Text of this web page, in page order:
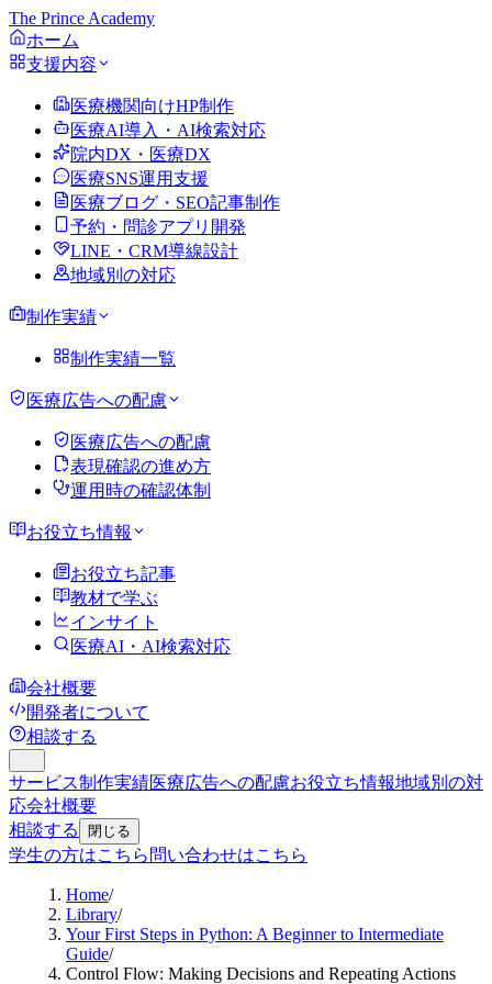
The Prince Academy
ホーム
支援内容
医療機関向けHP制作
医療AI導入・AI検索対応
院内DX・医療DX
医療SNS運用支援
医療ブログ・SEO記事制作
予約・問診アプリ開発
LINE・CRM導線設計
地域別の対応
制作実績
制作実績一覧
医療広告への配慮
医療広告への配慮
表現確認の進め方
運用時の確認体制
お役立ち情報
お役立ち記事
教材で学ぶ
インサイト
医療AI・AI検索対応
会社概要
開発者について
相談する
サービス制作実績医療広告への配慮お役立ち情報地域別の対
応会社概要
相談する
閉じる
学生の方はこちら 問い合わせはこちら
Home/
Library/
Your First Steps in Python: A Beginner to Intermediate
Guide/
Control Flow: Making Decisions and Repeating Actions